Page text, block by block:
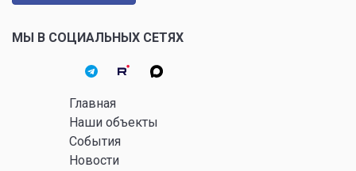
МЫ В СОЦИАЛЬНЫХ СЕТЯХ
Главная
Наши объекты
События
Новости